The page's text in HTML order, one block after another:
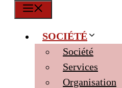
SOCIÉTÉ
Société
Services
Organisation